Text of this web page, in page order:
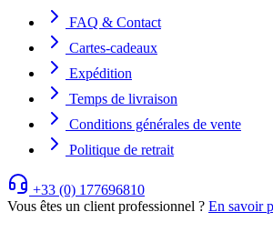
FAQ & Contact
Cartes-cadeaux
Expédition
Temps de livraison
Conditions générales de vente
Politique de retrait
+33 (0) 177696810
Vous êtes un client professionnel ? En savoir